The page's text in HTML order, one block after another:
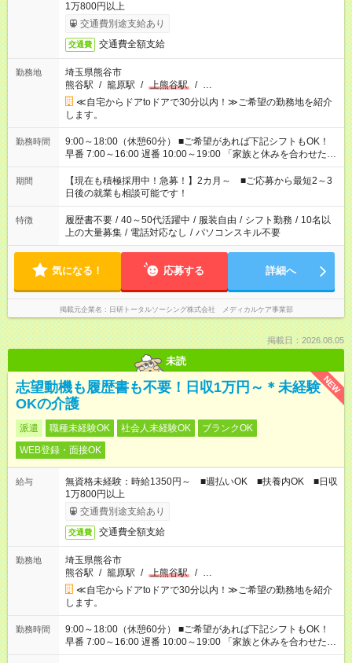
1万800円以上
交通費別途支給あり
交通費 交通費全額支給
勤務地
埼玉県熊谷市
熊谷駅 / 籠原駅 / 上熊谷駅 / …
≪自宅からドアtoドアで30分以内！≫ご希望の勤務地を紹介
します。
勤務時間
9:00～18:00（休憩60分） ■ご希望があれば下記シフトもOK！
早番 7:00～16:00 遅番 10:00～19:00 「家族と休みを合わせた
い」 「余裕を持って夕飯の準備がしたい」 「できれば残業はし
たくない」 など、ご希望を教えてくださいね。 ※Wワーク希望
の方へ 今ご覧のお仕事で希望する勤務時間と、もう1つのお仕事
の勤務時間。 合計で週40時間を超える場合は応募できません。
期間
【現在も積極採用中！急募！】2カ月～ ■ご応募から最短2～3
日後の就業も相談可能です！
特徴 履歴書不要 / 40～50代活躍中 / 服装自由 / シフト勤務 / 10名以
上の大量募集 / 電話対応なし / パソコンスキル不要
気になる！ 応募する 詳細へ
掲載元企業名 日研トータルソーシング株式会社 メディカルケア事業部
掲載日：2026.08.05
未読
NEW
志望動機も履歴書も不要！日収1万円～＊未経験
OKの介護
派遣 職種未経験OK 社会人未経験OK
ブランクOK
WEB登録・面接OK
給与
無資格未経験：時給1350円～ ■週払いOK ■扶養内OK ■日収
1万800円以上
交通費別途支給あり
交通費 交通費全額支給
勤務地
埼玉県熊谷市
熊谷駅 / 籠原駅 / 上熊谷駅 / …
≪自宅からドアtoドアで30分以内！≫ご希望の勤務地を紹介
します。
勤務時間
9:00～18:00（休憩60分） ■ご希望があれば下記シフトもOK！
早番 7:00～16:00 遅番 10:00～19:00 「家族と休みを合わせた
い」 「余裕を持って夕飯の準備がしたい」 「できれば残業はし